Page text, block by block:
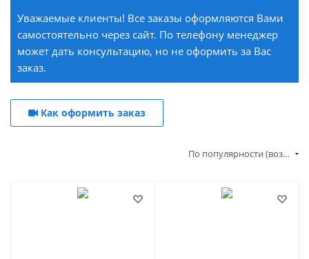
Уважаемые клиенты! Все заказы оформляются Вами
самостоятельно через сайт. По телефону менеджер
может дать консультацию, но не оформить за Вас
заказ.
Как оформить заказ
По популярности (возрастание)